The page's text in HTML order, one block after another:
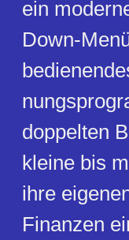
ein
Down-
doppelten
kleine bis
ihre
Finanzen